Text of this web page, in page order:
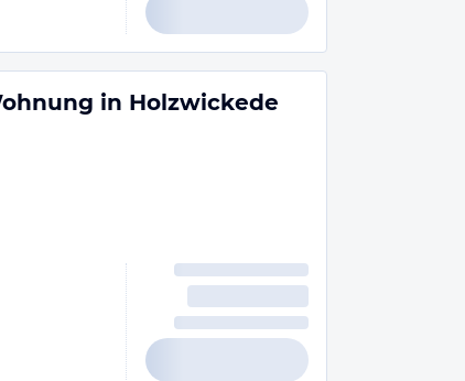
in Holzwickede